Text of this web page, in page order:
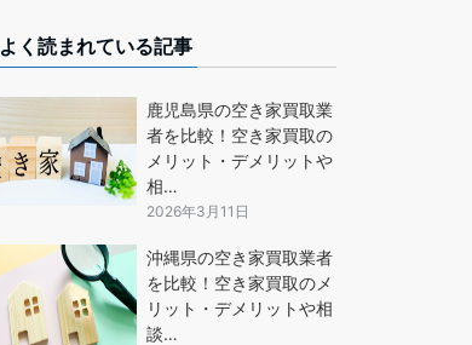
よく読まれている記事
鹿児島県の空き家買取業
者を比較！空き家買取の
メリット・デメリットや
相…
2026年3月11日
沖縄県の空き家買取業者
を比較！空き家買取のメ
リット・デメリットや相
談…